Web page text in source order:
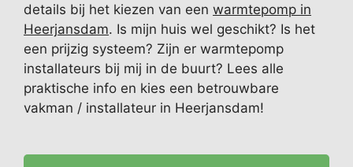
details bij het kiezen van een warmtepomp in
Heerjansdam. Is mijn huis wel geschikt? Is het
een prijzig systeem? Zijn er warmtepomp
installateurs bij mij in de buurt? Lees alle
praktische info en kies een betrouwbare
vakman / installateur in Heerjansdam!